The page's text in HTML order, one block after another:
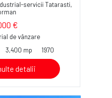
servicii Tatarasti,
€
de vânzare
3,400 mp 1970
detalii